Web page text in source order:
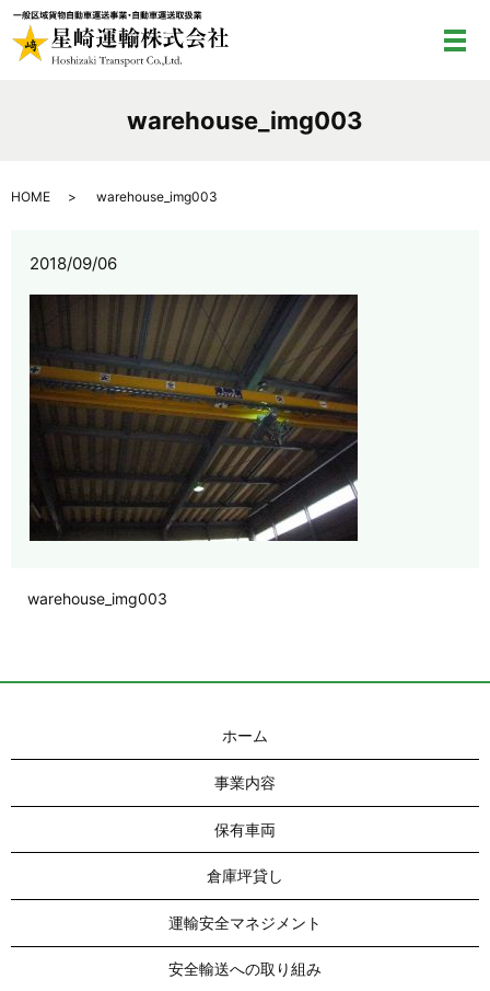
メ
warehouse_img003
HOME warehouse_img003
2018/09/06
warehouse_img003
ホーム
事業内容
保有車両
倉庫坪貸し
運輸安全マネジメント
安全輸送への取り組み